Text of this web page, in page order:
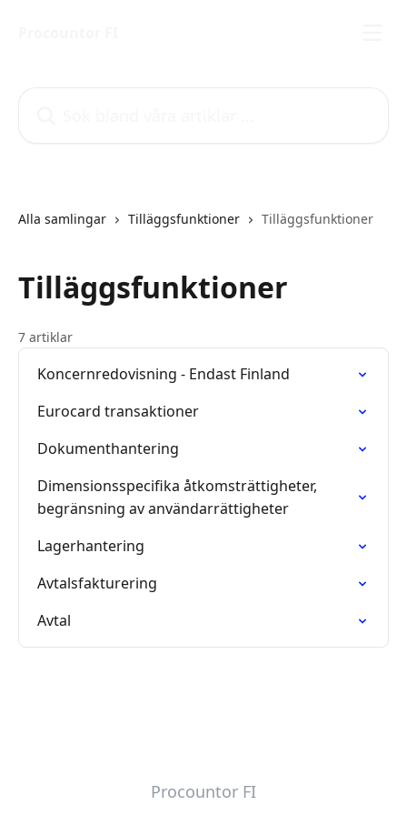
Alla samlingar Tilläggsfunktioner Tilläggsfunktioner
Tilläggsfunktioner
7 artiklar
Koncernredovisning - Endast Finland
Eurocard transaktioner
Dokumenthantering
Dimensionsspecifika åtkomsträttigheter,
begränsning av användarrättigheter
Lagerhantering
Avtalsfakturering
Avtal
Procountor FI